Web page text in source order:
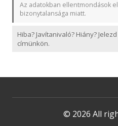
Az adatokban ellentmondások
bizonytalansága miatt.
Hiba? Javítanivaló? Hiány?
címünkön.
© 2026 All